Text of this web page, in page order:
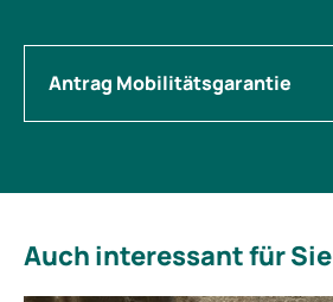
Antrag Mobilitätsgarantie
Auch interessant für